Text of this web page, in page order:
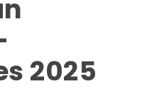
2025